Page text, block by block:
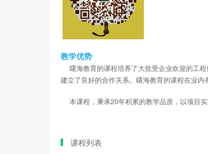
教学优势
曙海教育的课程培养了大批受企业欢迎的工
建立了良好的合作关系。曙海教育的课程在业内
本课程，秉承20年积累的教学品质，以项目
课程列表